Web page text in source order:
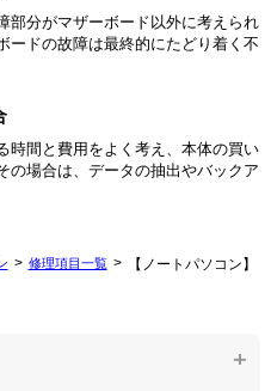
部分がマザーボード以外に考えられ
ードの故障は最終的にたどり着く不
時間と費用をよく考え、本体の買い
の場合は、データの抽出やバックア
修理項目一覧 【ノートパソコン】